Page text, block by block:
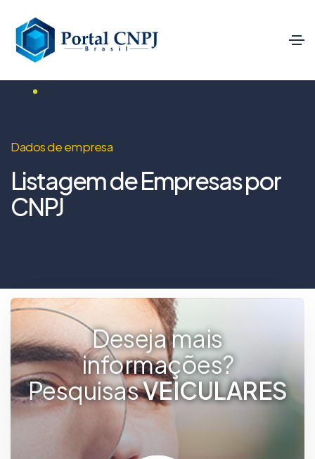
Dados de empresa
Listagem de Empresas por
CNPJ
Deseja mais
informações?
PesquisasVEICULARES